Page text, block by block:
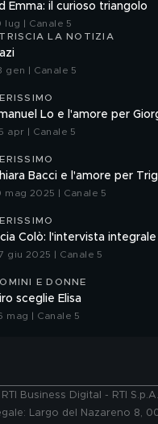
Emma: il curioso triangolo
lug | Canale 5
LA NOTIZIA
gen | Canale 5
Lo e l'amore per
apr | Canale 5
Bacci e l'amore per
mag 2025 | Canale 5
Colò: l'intervista integrale
giu 2025 | Canale 5
E DONNE
sceglie Elisa
mag | Canale 5
Business Digital - RTI
Largo del Nazareno 8,